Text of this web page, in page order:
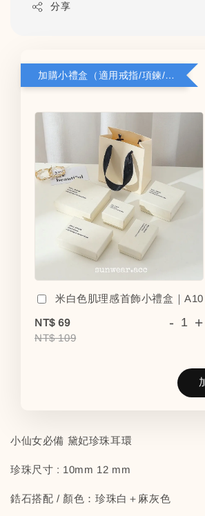
分享
加購小禮盒（適用戒指/項鍊/耳環）5*8*2.8
米白色肌理感首飾小禮盒｜A10
NT$ 69
NT$ 109
- +
小仙女必備 黛妃珍珠耳環
珍珠尺寸 : 10mm 12 mm
鋯石搭配 / 顏色：珍珠白＋麻灰色